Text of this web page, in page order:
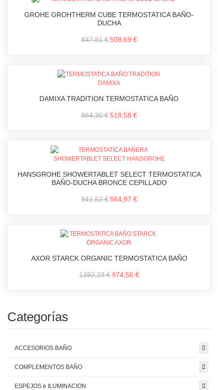
GROHE GROHTHERM CUBE TERMOSTATICA BAÑO-
DUCHA
847,81 € 508,69 €
DAMIXA TRADITION TERMOSTATICA BAÑO
864,30 € 518,58 €
HANSGROHE SHOWERTABLET SELECT TERMOSTATICA
BAÑO-DUCHA BRONCE CEPILLADO
941,62 € 564,97 €
AXOR STARCK ORGANIC TERMOSTATICA BAÑO
1392,23 € 974,56 €
Categorías
ACCESORIOS BAÑO
COMPLEMENTOS BAÑO
ESPEJOS e ILUMINACION